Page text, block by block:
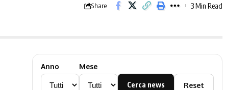
Share 3 Min Read
Anno Mese
Cerca news Reset